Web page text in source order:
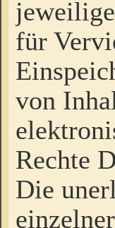
für
von
Rechte
Die